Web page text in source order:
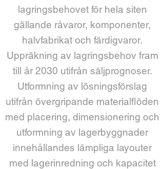
lagringsbehovet för hela siten
gällande råvaror, komponenter,
halvfabrikat och färdigvaror.
Uppräkning av lagringsbehov fram
till år 2030 utifrån säljprognoser.
Utformning av lösningsförslag
utifrån övergripande materialflöden
med placering, dimensionering och
utformning av lagerbyggnader
innehållandes lämpliga layouter
med lagerinredning och kapacitet